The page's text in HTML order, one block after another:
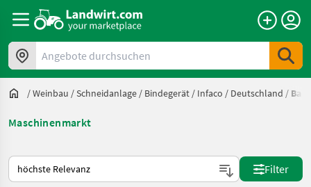
Angebote durchsuchen
/Weinbau /Schneidanlage / Bindegerät / Infaco / Deutschland /
Maschinenmarkt
So wird auf Landwirt.com sortiert
Filter